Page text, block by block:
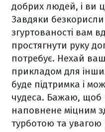
добрих людей, і ви
Завдяки
згуртованості вам
простягнути руку
потребує. Нехай
прикладом для
буде підтримка і
чудеса. Бажаю, щоб
наповнене міцним
турботою та увагою